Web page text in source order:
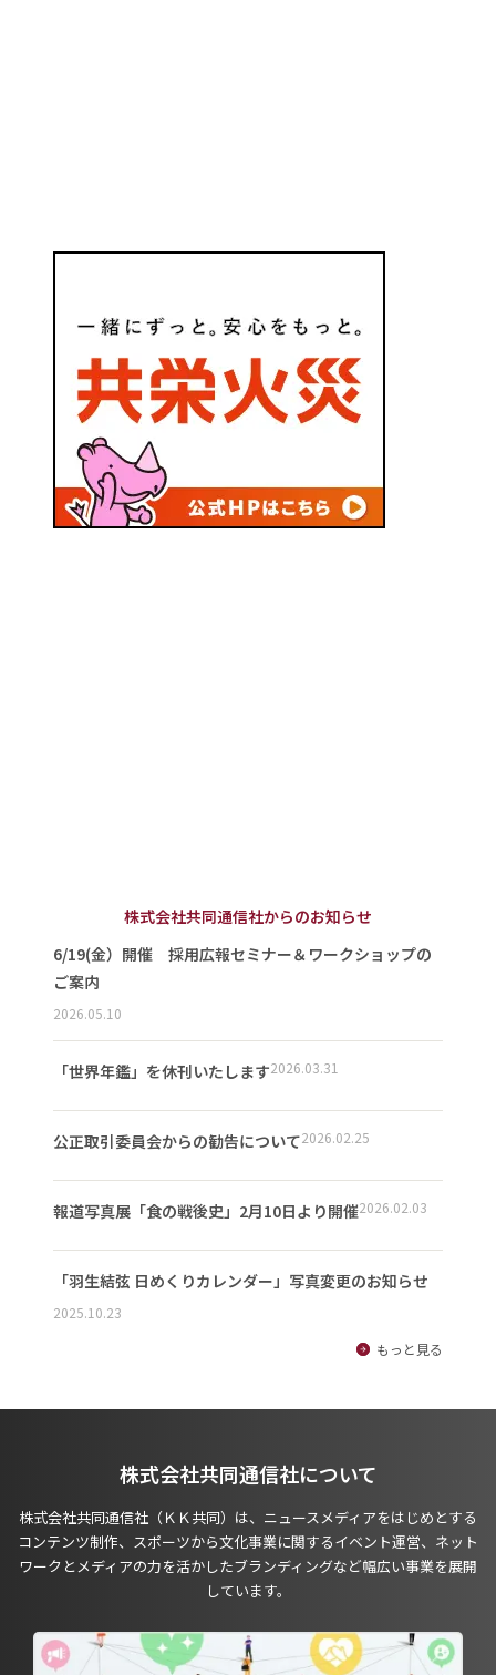
株式会社共同通信社からのお知らせ
6/19(金）開催 採用広報セミナー＆ワークショップの
ご案内
2026.05.10
「世界年鑑」を休刊いたします2026.03.31
公正取引委員会からの勧告について2026.02.25
報道写真展「食の戦後史」2月10日より開催2026.02.03
「羽生結弦 日めくりカレンダー」写真変更のお知らせ
2025.10.23
もっと見る
株式会社共同通信社について
株式会社共同通信社（ＫＫ共同）は、ニュースメディアをはじめとする
コンテンツ制作、スポーツから文化事業に関するイベント運営、ネット
ワークとメディアの力を活かしたブランディングなど幅広い事業を展開
しています。